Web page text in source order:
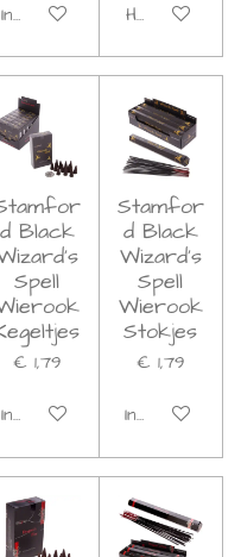
In winkelwagen Houd mij op
d Black
Spell
€ 1,79
In winkelwagen
Stamfor
d Black
Wizard's
Spell
Wierook
Stokjes
€ 1,79
In